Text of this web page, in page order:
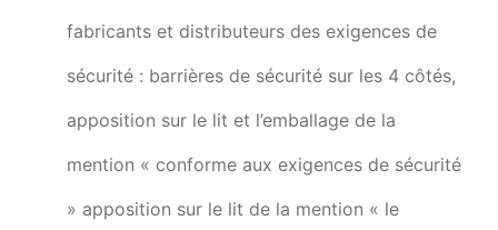
fabricants et distributeurs des exigences de
sécurité : barrières de sécurité sur les 4 côtés,
apposition sur le lit et l’emballage de la
mention « conforme aux exigences de sécurité
» apposition sur le lit de la mention « le